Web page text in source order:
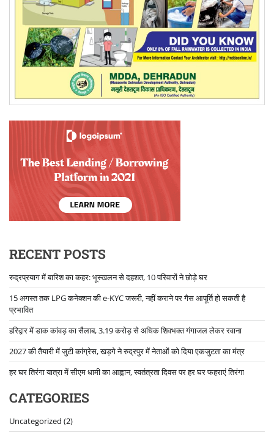
RECENT POSTS
रुद्रप्रयाग में बारिश का कहर: भूस्खलन से दहशत, 10 परिवारों ने छोड़े घर
15 अगस्त तक LPG कनेक्शन की e-KYC जरूरी, नहीं कराने पर गैस आपूर्ति हो सकती है
प्रभावित
हरिद्वार में डाक कांवड़ का सैलाब, 3.19 करोड़ से अधिक शिवभक्त गंगाजल लेकर रवाना
2027 की तैयारी में जुटी कांग्रेस, खड़गे ने रुद्रपुर में नेताओं को दिया एकजुटता का मंत्र
हर घर तिरंगा यात्रा में सीएम धामी का आह्वान, स्वतंत्रता दिवस पर हर घर फहराएं तिरंगा
CATEGORIES
Uncategorized (2)